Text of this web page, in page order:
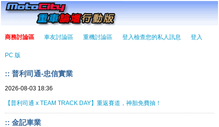
商務討論區 車友討論區 重機討論區 登入檢查您的私人訊息 登入
PC 版
:: 普利司通-忠信實業
2026-08-03 18:36
【普利司通 x TEAM TRACK DAY】重返賽道，神胎免費抽！
:: 金記車業